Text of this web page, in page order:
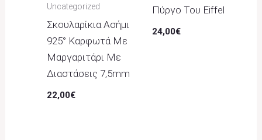
Uncategorized
Σκουλαρίκια Ασήμι
925° Καρφωτά Με
Μαργαριτάρι Με
Διαστάσεις 7,5mm
22,00€
Πύργο Του Eiffel
24,00€